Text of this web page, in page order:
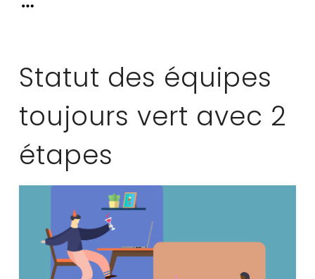
Statut des équipes
toujours vert avec 2
étapes